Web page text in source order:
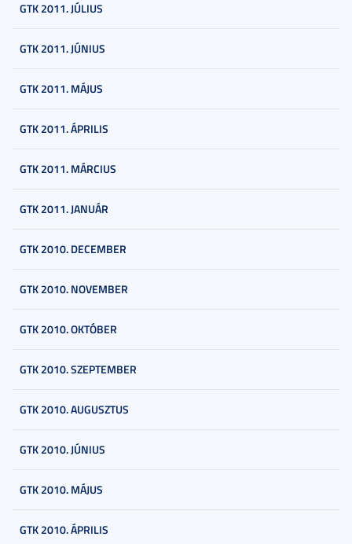
GTK 2011. JÚLIUS
GTK 2011. JÚNIUS
GTK 2011. MÁJUS
GTK 2011. ÁPRILIS
GTK 2011. MÁRCIUS
GTK 2011. JANUÁR
GTK 2010. DECEMBER
GTK 2010. NOVEMBER
GTK 2010. OKTÓBER
GTK 2010. SZEPTEMBER
GTK 2010. AUGUSZTUS
GTK 2010. JÚNIUS
GTK 2010. MÁJUS
GTK 2010. ÁPRILIS